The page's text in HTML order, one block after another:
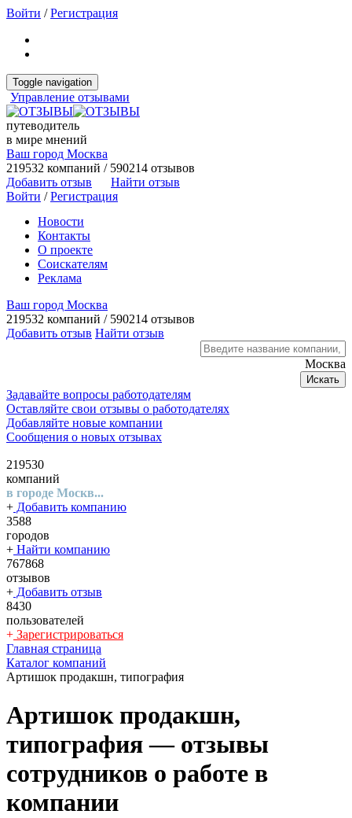
Войти /Регистрация
Toggle navigation
Управление отзывами
путеводитель
в мире мнений
Ваш город Москва
219532 компаний / 590214 отзывов
Добавить отзыв
Найти отзыв
Войти /Регистрация
Новости
Контакты
О проекте
Соискателям
Реклама
Ваш город Москва
219532 компаний / 590214 отзывов
Добавить отзыв Найти отзыв
Москва
Искать
Задавайте вопросы работодателям
Оставляйте свои отзывы о работодателях
Добавляйте новые компании
Сообщения о новых отзывах
219530
компаний
в городе Москв...
+ Добавить компанию
3588
городов
+ Найти компанию
767868
отзывов
+ Добавить отзыв
8430
пользователей
+ Зарегистрироваться
Главная страница
Каталог компаний
Артишок продакшн, типография
Артишок продакшн,
типография— отзывы
сотрудников о работе в
компании